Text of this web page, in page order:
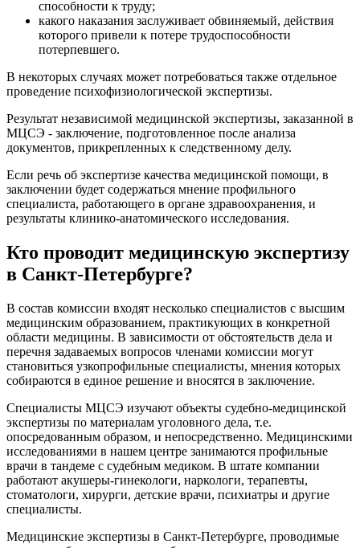
способности к труду;
какого наказания заслуживает обвиняемый, действия
которого привели к потере трудоспособности
потерпевшего.
В некоторых случаях может потребоваться также отдельное
проведение психофизиологической экспертизы.
Результат независимой медицинской экспертизы, заказанной в
МЦСЭ - заключение, подготовленное после анализа
документов, прикрепленных к следственному делу.
Если речь об экспертизе качества медицинской помощи, в
заключении будет содержаться мнение профильного
специалиста, работающего в органе здравоохранения, и
результаты клинико-анатомического исследования.
Кто проводит медицинскую экспертизу
в Санкт-Петербурге?
В состав комиссии входят несколько специалистов с высшим
медицинским образованием, практикующих в конкретной
области медицины. В зависимости от обстоятельств дела и
перечня задаваемых вопросов членами комиссии могут
становиться узкопрофильные специалисты, мнения которых
собираются в единое решение и вносятся в заключение.
Специалисты МЦСЭ изучают объекты судебно-медицинской
экспертизы по материалам уголовного дела, т.е.
опосредованным образом, и непосредственно. Медицинскими
исследованиями в нашем центре занимаются профильные
врачи в тандеме с судебным медиком. В штате компании
работают акушеры-гинекологи, наркологи, терапевты,
стоматологи, хирурги, детские врачи, психиатры и другие
специалисты.
Медицинские экспертизы в Санкт-Петербурге, проводимые